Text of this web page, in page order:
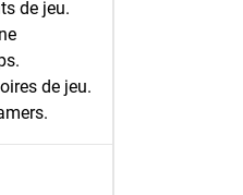
de jeu.
de jeu.